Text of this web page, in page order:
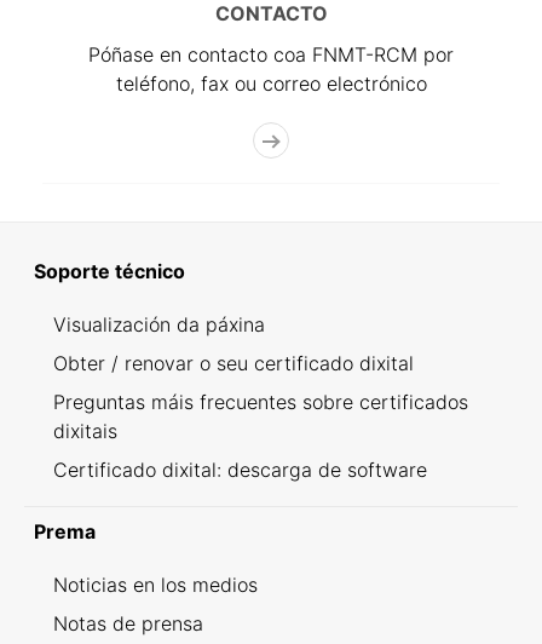
CONTACTO
Póñase en contacto coa FNMT-RCM por
teléfono, fax ou correo electrónico
Soporte técnico
Visualización da páxina
Obter / renovar o seu certificado dixital
Preguntas máis frecuentes sobre certificados
dixitais
Certificado dixital: descarga de software
Prema
Noticias en los medios
Notas de prensa